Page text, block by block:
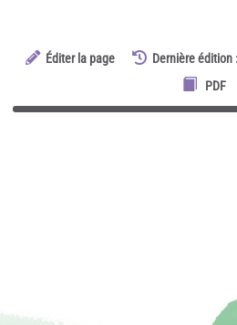
Éditer la page Dernière édition
PDF